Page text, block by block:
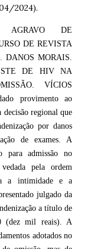
2024).
AGRAVO DE
DE REVISTA
DANOS MORAIS.
DE HIV NA
VÍCIOS
provimento ao
decisão regional que
por danos
de exames. A
para admissão no
pela ordem
a intimidade e a
julgado da
a título de
(dez mil reais). A
adotados no